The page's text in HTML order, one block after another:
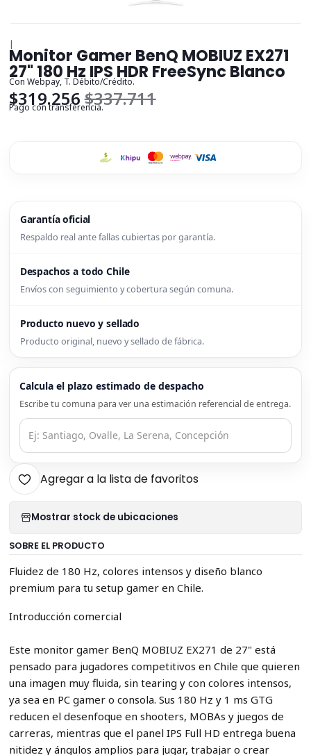
|
Monitor Gamer BenQ MOBIUZ EX271
27" 180 Hz IPS HDR FreeSync Blanco
Con Webpay, T. Débito/Crédito.
$319.256$337.711
Pago con transferencia.
Garantía oficial
Respaldo real ante fallas cubiertas por garantía.
Despachos a todo Chile
Envíos con seguimiento y cobertura según comuna.
Producto nuevo y sellado
Producto original, nuevo y sellado de fábrica.
Calcula el plazo estimado de despacho
Escribe tu comuna para ver una estimación referencial de entrega.
Agregar a la lista de favoritos
Mostrar stock de ubicaciones
SOBRE EL PRODUCTO
Fluidez de 180 Hz, colores intensos y diseño blanco
premium para tu setup gamer en Chile.
Introducción comercial
Este monitor gamer BenQ MOBIUZ EX271 de 27" está
pensado para jugadores competitivos en Chile que quieren
una imagen muy fluida, sin tearing y con colores intensos,
ya sea en PC gamer o consola. Sus 180 Hz y 1 ms GTG
reducen el desenfoque en shooters, MOBAs y juegos de
carreras, mientras que el panel IPS Full HD entrega buena
nitidez y ángulos amplios para jugar, trabajar o crear